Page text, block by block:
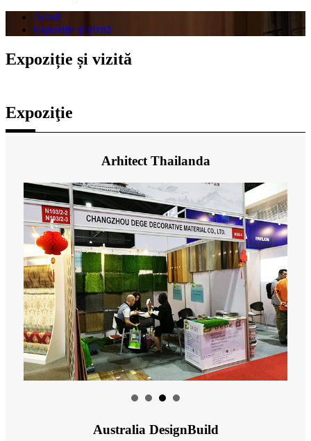
Acasă
Expoziție și vizită
Expoziție și vizită
Expoziţie
Arhitect Thailanda
Australia DesignBuild